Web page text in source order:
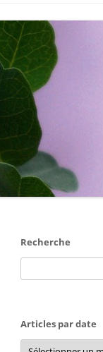
Recherche
Articles par date
Articles